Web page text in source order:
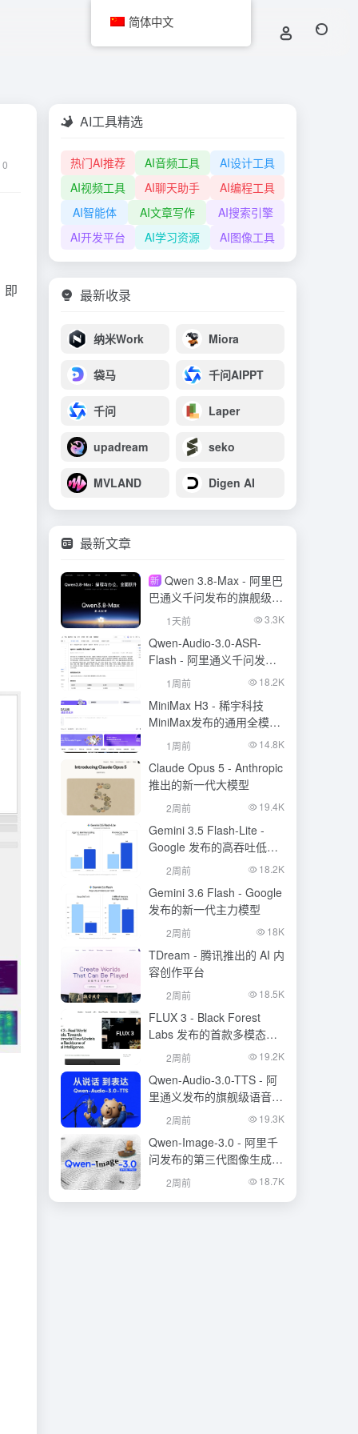
0
即
AI工具精选
热门AI推荐 AI音频工具
AI设计工具
AI视频工具
AI聊天助手
AI编程工具
AI智能体
AI文章写作
AI搜索引擎
AI开发平台
AI学习资源 AI图像工具
最新收录
纳米Work Miora
袋马 千问AIPPT
千问 Laper
upadream seko
MVLAND Digen AI
最新文章
新 Qwen 3.8-Max - 阿里巴
巴通义千问发布的旗舰级大
模型1天前 3.3K
Qwen-Audio-3.0-ASR-
Flash - 阿里通义千问发布
的语音识别大模型
1周前 18.2K
MiniMax H3 - 稀宇科技
MiniMax发布的通用全模态
生成模型
1周前 14.8K
Claude Opus 5 - Anthropic
推出的新一代大模型
2周前 19.4K
Gemini 3.5 Flash-Lite -
Google 发布的高吞吐低成
本模型
2周前 18.2K
Gemini 3.6 Flash - Google
发布的新一代主力模型
2周前 18K
TDream - 腾讯推出的 AI 内
容创作平台
2周前 18.5K
FLUX 3 - Black Forest
Labs 发布的首款多模态基
础模型
2周前 19.2K
Qwen-Audio-3.0-TTS - 阿
里通义发布的旗舰级语音合
成大模型
2周前 19.3K
Qwen-Image-3.0 - 阿里千
问发布的第三代图像生成基
础模型
2周前 18.7K
简体中文